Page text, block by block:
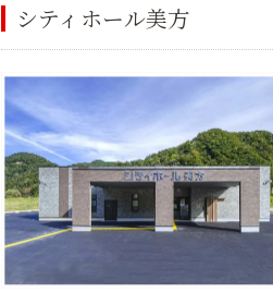
シティホール美方